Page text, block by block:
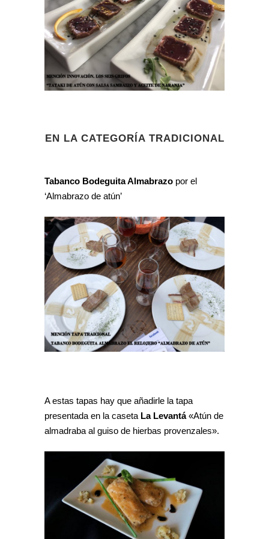
EN LA CATEGORÍA TRADICIONAL
Tabanco Bodeguita Almabrazo por el
‘Almabrazo de atún’
A estas tapas hay que añadirle la tapa
presentada en la caseta La Levantá«Atún de
almadraba al guiso de hierbas provenzales».